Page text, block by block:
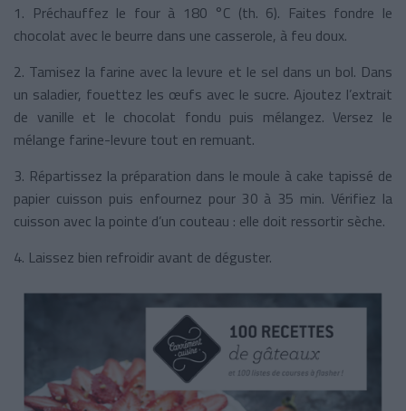
1. Préchauffez le four à 180 °C (th. 6). Faites fondre le
chocolat avec le beurre dans une casserole, à feu doux.
2. Tamisez la farine avec la levure et le sel dans un bol. Dans
un saladier, fouettez les œufs avec le sucre. Ajoutez l’extrait
de vanille et le chocolat fondu puis mélangez. Versez le
mélange farine-levure tout en remuant.
3. Répartissez la préparation dans le moule à cake tapissé de
papier cuisson puis enfournez pour 30 à 35 min. Vérifiez la
cuisson avec la pointe d’un couteau : elle doit ressortir sèche.
4. Laissez bien refroidir avant de déguster.